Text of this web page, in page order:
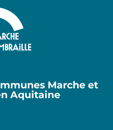
Marche et
Aquitaine